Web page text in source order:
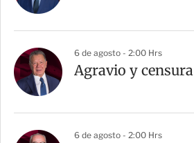
6 de agosto - 2:00 Hrs
Agravio y censura
6 de agosto - 2:00 Hrs